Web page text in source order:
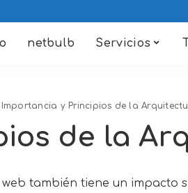
netbulb Servicios
Importancia y Principios de la
de la
también tiene un impacto